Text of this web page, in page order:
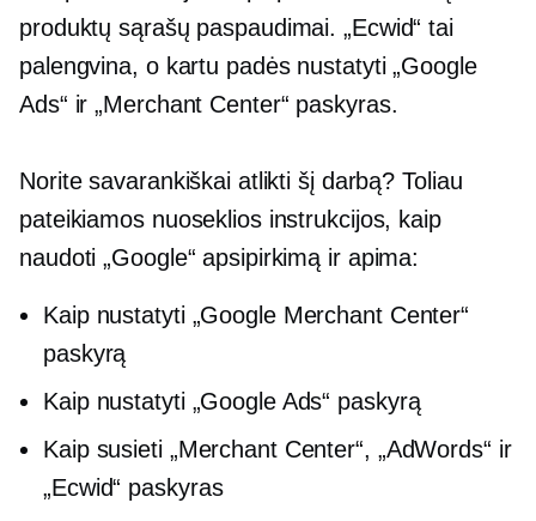
produktų sąrašų paspaudimai. „Ecwid“ tai
palengvina, o kartu padės nustatyti „Google
Ads“ ir „Merchant Center“ paskyras.
Norite savarankiškai atlikti šį darbą? Toliau
pateikiamos nuoseklios instrukcijos, kaip
naudoti „Google“ apsipirkimą ir apima:
Kaip nustatyti „Google Merchant Center“
paskyrą
Kaip nustatyti „Google Ads“ paskyrą
Kaip susieti „Merchant Center“, „AdWords“ ir
„Ecwid“ paskyras